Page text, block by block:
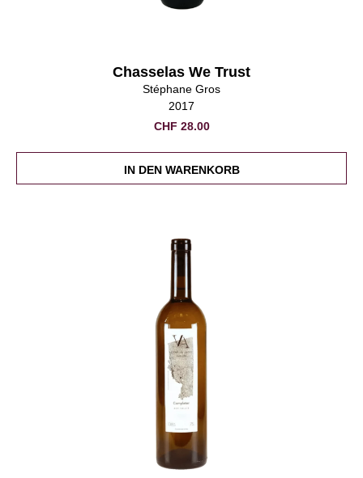
Chasselas We Trust
Stéphane Gros
2017
CHF 28.00
IN DEN WARENKORB